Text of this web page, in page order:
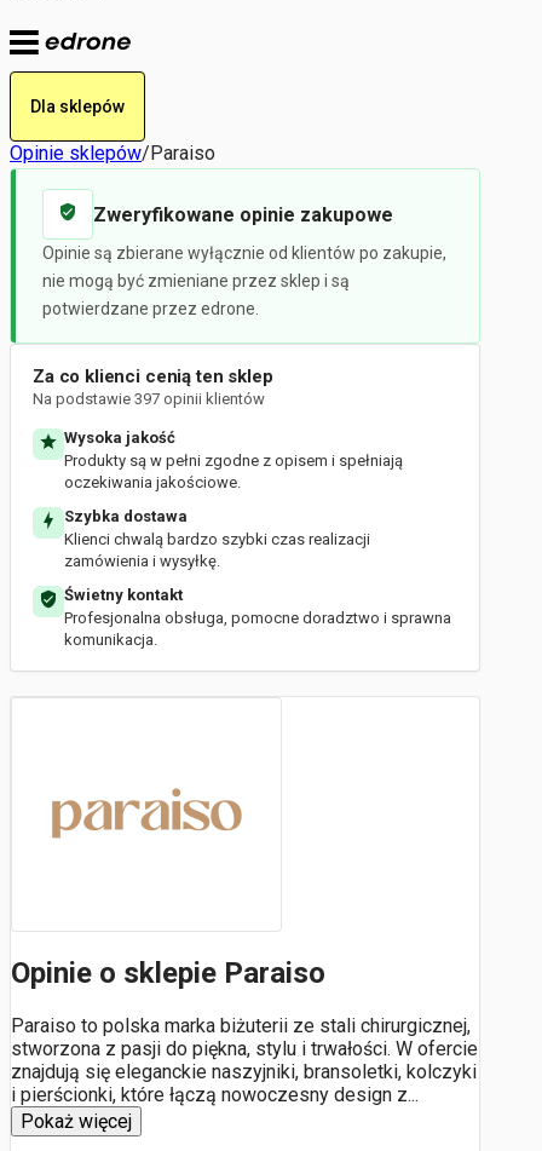
Dla sklepów
Opinie sklepów/Paraiso
Zweryfikowane opinie zakupowe
Opinie są zbierane wyłącznie od klientów po zakupie,
nie mogą być zmieniane przez sklep i są
potwierdzane przez edrone.
Za co klienci cenią ten sklep
Na podstawie 397 opinii klientów
Wysoka jakość
Produkty są w pełni zgodne z opisem i spełniają
oczekiwania jakościowe.
Szybka dostawa
Klienci chwalą bardzo szybki czas realizacji
zamówienia i wysyłkę.
Świetny kontakt
Profesjonalna obsługa, pomocne doradztwo i sprawna
komunikacja.
Opinie o sklepie Paraiso
Paraiso to polska marka biżuterii ze stali chirurgicznej,
stworzona z pasji do piękna, stylu i trwałości. W ofercie
znajdują się eleganckie naszyjniki, bransoletki, kolczyki
i pierścionki, które łączą nowoczesny design z...
Pokaż więcej